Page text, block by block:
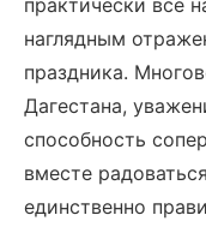
практически все
наглядным
праздника.
Дагестана,
способность
вместе
единственно